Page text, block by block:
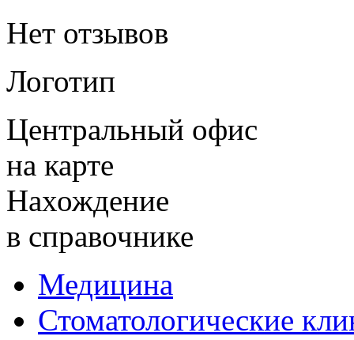
Нет отзывов
Логотип
Центральный офис
на карте
Нахождение
в справочнике
Медицина
Стоматологические